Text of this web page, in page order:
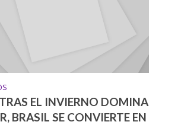
EL INVIERNO DOMINA
BRASIL SE CONVIERTE EN